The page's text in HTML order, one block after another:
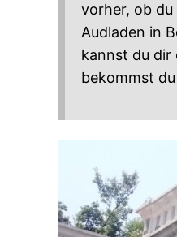
vorher, ob
Audladen in
kannst du dir
bekommst